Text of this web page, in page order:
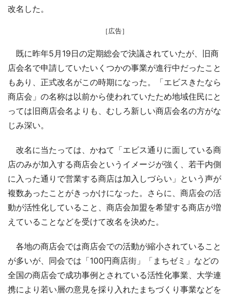
改名した。
［広告］
既に昨年5月19日の定期総会で決議されていたが、旧商
店会名で申請していたいくつかの事業が進行中だったこと
もあり、正式改名がこの時期になった。「エビスきたなら
商店会」の名称は以前から使われていたため地域住民にと
っては旧商店会名よりも、むしろ新しい商店会名の方がな
じみ深い。
改名に当たっては、かねて「エビス通りに面している商
店のみが加入する商店会というイメージが強く、若干内側
に入った通りで営業する商店は加入しづらい」という声が
複数あったことがきっかけになった。さらに、商店会の活
動が活性化していること、商店会加盟を希望する商店が増
えていることなどを受けて改名を決めた。
各地の商店会では商店会での活動が縮小されていること
が多いが、同会では「100円商店街」「まちゼミ」などの
全国の商店会で成功事例とされている活性化事業、大学連
携により若い層の意見を採り入れたまちづくり事業などを